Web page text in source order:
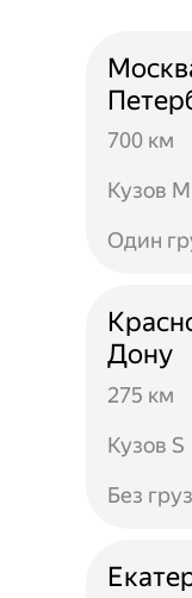
700 км
Кузов M
Один
Дону
275 км
Кузов S
Без